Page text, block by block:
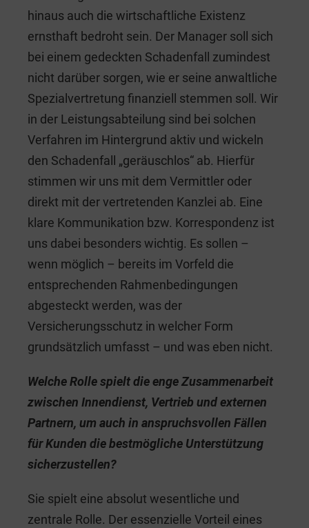
hinaus auch die wirtschaftliche Existenz
ernsthaft bedroht sein. Der Manager soll sich
bei einem gedeckten Schadenfall zumindest
nicht darüber sorgen, wie er seine anwaltliche
Spezialvertretung finanziell stemmen soll. Wir
in der Leistungsabteilung sind bei solchen
Verfahren im Hintergrund aktiv und wickeln
den Schadenfall „geräuschlos“ ab. Hierfür
stimmen wir uns mit dem Vermittler oder
direkt mit der vertretenden Kanzlei ab. Eine
klare Kommunikation bzw. Korrespondenz ist
uns dabei besonders wichtig. Es sollen –
wenn möglich – bereits im Vorfeld die
entsprechenden Rahmenbedingungen
abgesteckt werden, was der
Versicherungsschutz in welcher Form
grundsätzlich umfasst – und was eben nicht.
Welche Rolle spielt die enge Zusammenarbeit
zwischen Innendienst, Vertrieb und externen
Partnern, um auch in anspruchsvollen Fällen
für Kunden die bestmögliche Unterstützung
sicherzustellen?
Sie spielt eine absolut wesentliche und
zentrale Rolle. Der essenzielle Vorteil eines